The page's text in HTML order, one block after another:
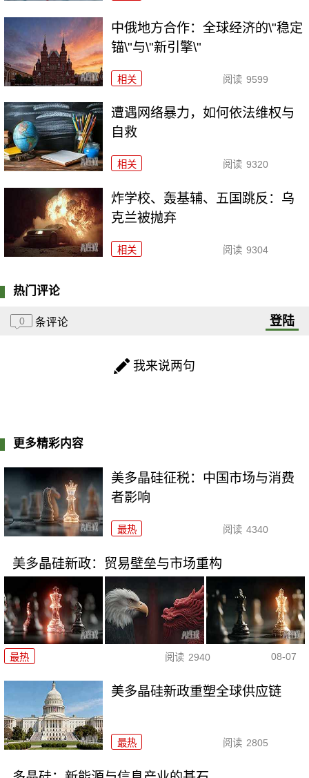
中俄地方合作：全球经济的\"稳定
锚\"与\"新引擎\"
相关 阅读 9599
遭遇网络暴力，如何依法维权与
自救
相关 阅读 9320
炸学校、轰基辅、五国跳反：乌
克兰被抛弃
相关 阅读 9304
热门评论
0 条评论 登陆
我来说两句
更多精彩内容
美多晶硅征税：中国市场与消费
者影响
最热 阅读 4340
美多晶硅新政：贸易壁垒与市场重构
最热 阅读 2940 08-07
美多晶硅新政重塑全球供应链
最热 阅读 2805